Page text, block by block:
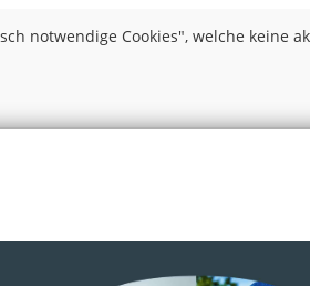
notwendige Cookies", welche keine